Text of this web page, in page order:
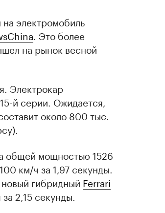
на электромобиль
. Это более
на рынок весной
Электрокар
й серии. Ожидается,
около 800 тыс.
общей мощностью 1526
км/ч за 1,97 секунды.
гибридный Ferrari
2,15 секунды.